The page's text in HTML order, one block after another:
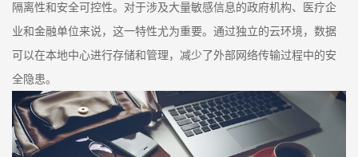
隔离性和安全可控性。对于涉及大量敏感信息的政府机构、医疗企
业和金融单位来说，这一特性尤为重要。通过独立的云环境，数据
可以在本地中心进行存储和管理，减少了外部网络传输过程中的安
全隐患。